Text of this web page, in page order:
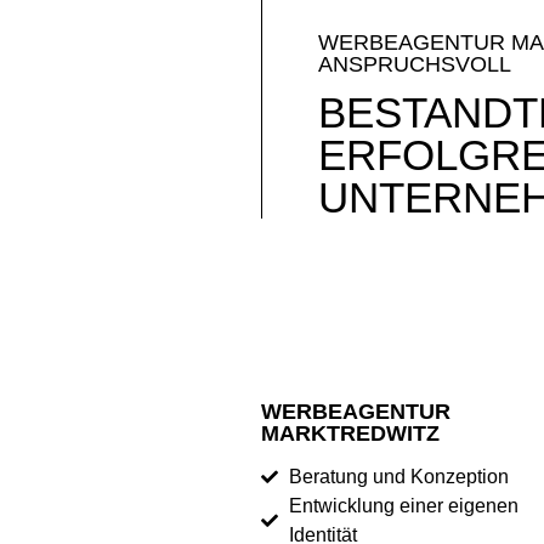
WERBEAGENTUR
ANSPRUCHSVOLL
WERBEAGENTUR
MARKTREDWITZ
Beratung und Konzeption
Entwicklung einer eigenen
Identität